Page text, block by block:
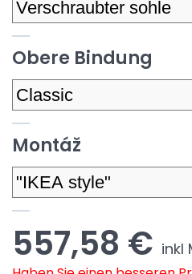
Obere Bindung
Montáž
557,58 € inkl